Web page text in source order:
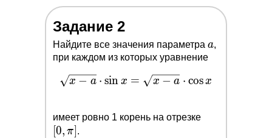
Задание 2
Найдите все значения параметра a
a,
при каждом из которых уравнение
\sqrt{x-a}\cdot
x − a ⋅ sin x = x − a ⋅ cosx
имеет ровно 1 корень на отрезке
0, π .